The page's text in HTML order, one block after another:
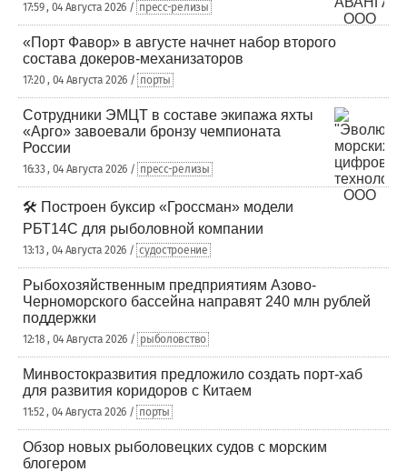
17:59 , 04 Августа 2026 / пресс-релизы
«Порт Фавор» в августе начнет набор второго
состава докеров-механизаторов
17:20 , 04 Августа 2026 / порты
Сотрудники ЭМЦТ в составе экипажа яхты
«Арго» завоевали бронзу чемпионата
России
16:33 , 04 Августа 2026 / пресс-релизы
🛠️ Построен буксир «Гроссман» модели
РБТ14С для рыболовной компании
13:13 , 04 Августа 2026 / судостроение
Рыбохозяйственным предприятиям Азово-
Черноморского бассейна направят 240 млн рублей
поддержки
12:18 , 04 Августа 2026 / рыболовство
Минвостокразвития предложило создать порт-хаб
для развития коридоров с Китаем
11:52 , 04 Августа 2026 / порты
Обзор новых рыболовецких судов с морским
блогером